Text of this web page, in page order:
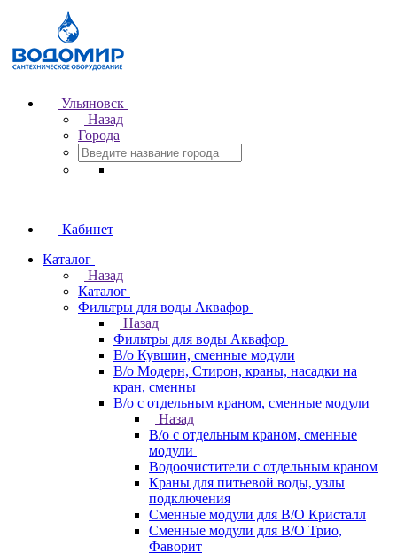
Ульяновск
Назад
Города
Кабинет
Каталог
Назад
Каталог
Фильтры для воды Аквафор
Назад
Фильтры для воды Аквафор
В/о Кувшин, сменные модули
В/о Модерн, Стирон, краны, насадки на
кран, сменны
В/о с отдельным краном, сменные модули
Назад
В/о с отдельным краном, сменные
модули
Водоочистители с отдельным краном
Краны для питьевой воды, узлы
подключения
Сменные модули для В/О Кристалл
Сменные модули для В/О Трио,
Фаворит